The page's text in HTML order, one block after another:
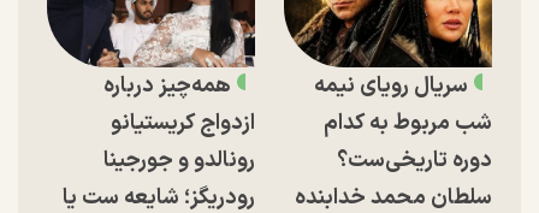
سریال رویای نیمه
شب مربوط به کدام
دوره تاریخی‌ست؟
سلطان محمد خدابنده
همه‌چیز درباره
ازدواج کریستیانو
رونالدو و جورجینا
رودریگز؛ شایعه ست یا